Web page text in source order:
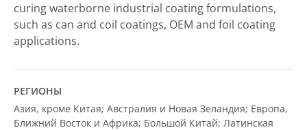
curing waterborne industrial coating formulations,
such as can and coil coatings, OEM and foil coating
applications.
РЕГИОНЫ
Азия, кроме Китая; Австралия и Новая Зеландия; Европа,
Ближний Восток и Африка; Большой Китай; Латинская